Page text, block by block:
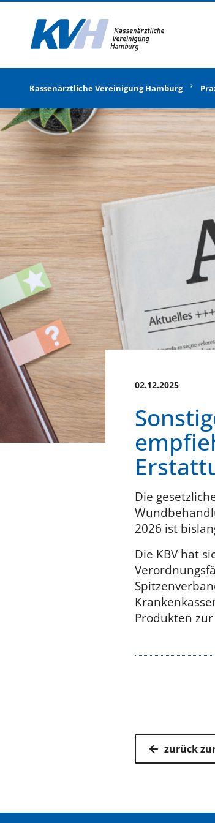
Kassenärztliche Vereinigung Hamburg
02.12.2025
Die
2026 ist
Die KBV hat
Produkten
zurück